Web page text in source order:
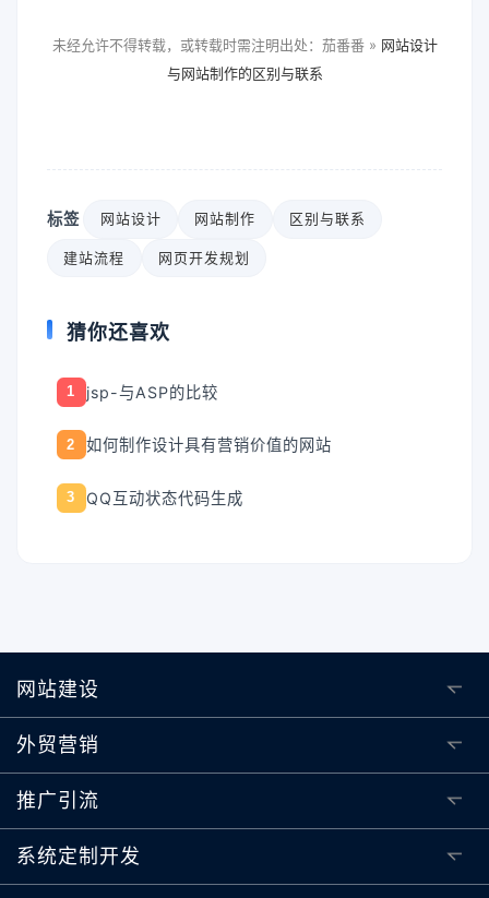
未经允许不得转载，或转载时需注明出处：茄番番 » 网站设计
与网站制作的区别与联系
标签 网站设计 网站制作 区别与联系
建站流程 网页开发规划
猜你还喜欢
1 jsp-与ASP的比较
2 如何制作设计具有营销价值的网站
3 QQ互动状态代码生成
网站建设
外贸营销
推广引流
系统定制开发